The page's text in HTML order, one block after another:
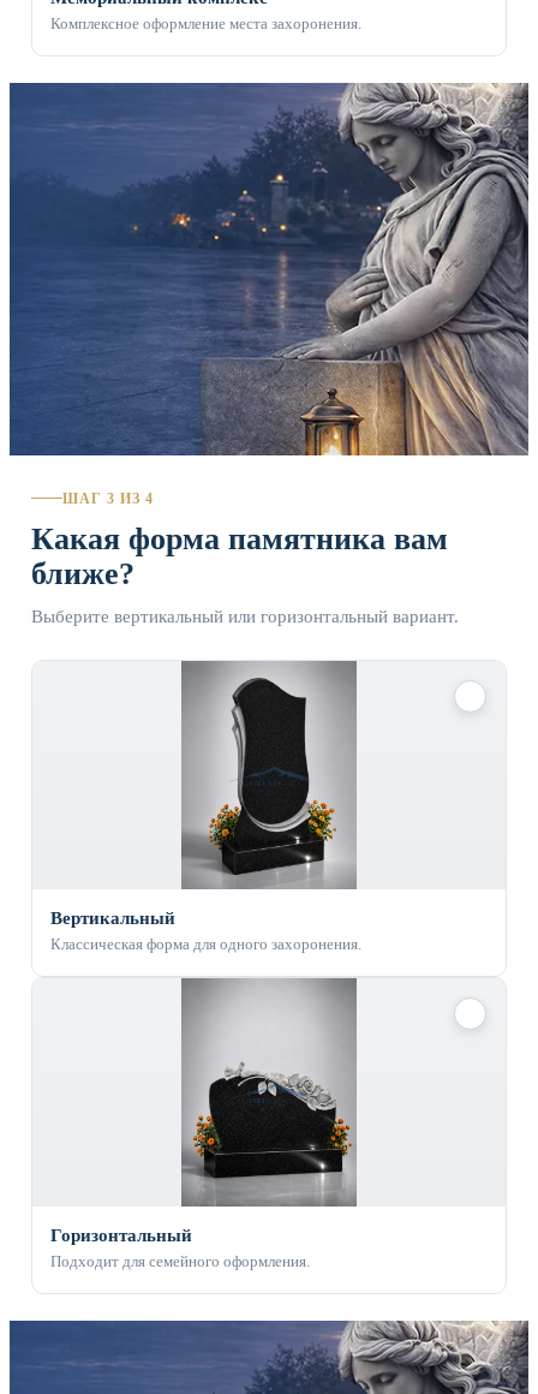
Комплексное оформление места захоронения.
ШАГ 3 ИЗ 4
Какая форма памятника вам
ближе?
Выберите вертикальный или горизонтальный вариант.
Вертикальный
Классическая форма для одного захоронения.
Горизонтальный
Подходит для семейного оформления.